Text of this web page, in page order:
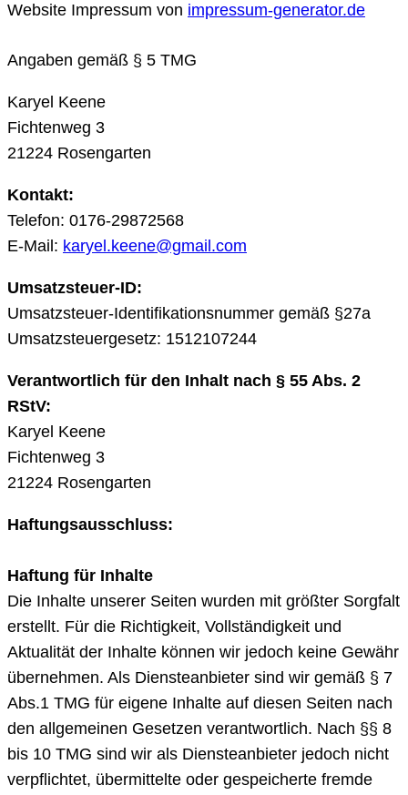
Website Impressum von impressum-generator.de
Angaben gemäß § 5 TMG
Karyel Keene
Fichtenweg 3
21224 Rosengarten
Kontakt:
Telefon: 0176-29872568
E-Mail: karyel.keene@gmail.com
Umsatzsteuer-ID:
Umsatzsteuer-Identifikationsnummer gemäß §27a
Umsatzsteuergesetz: 1512107244
Verantwortlich für den Inhalt nach § 55 Abs. 2
RStV:
Karyel Keene
Fichtenweg 3
21224 Rosengarten
Haftungsausschluss:
Haftung für Inhalte
Die Inhalte unserer Seiten wurden mit größter Sorgfalt
erstellt. Für die Richtigkeit, Vollständigkeit und
Aktualität der Inhalte können wir jedoch keine Gewähr
übernehmen. Als Diensteanbieter sind wir gemäß § 7
Abs.1 TMG für eigene Inhalte auf diesen Seiten nach
den allgemeinen Gesetzen verantwortlich. Nach §§ 8
bis 10 TMG sind wir als Diensteanbieter jedoch nicht
verpflichtet, übermittelte oder gespeicherte fremde